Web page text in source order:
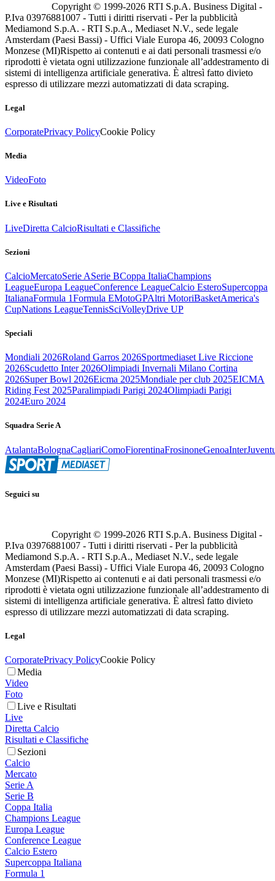
Copyright © 1999-2026 RTI S.p.A. Business Digital -
P.Iva 03976881007 - Tutti i diritti riservati - Per la pubblicità
Mediamond S.p.A. - RTI S.p.A., Mediaset N.V., sede legale
Amsterdam (Paesi Bassi) - Uffici Viale Europa 46, 20093 Cologno
Monzese (MI)Rispetto ai contenuti e ai dati personali trasmessi e/o
riprodotti è vietata ogni utilizzazione funzionale all’addestramento di
sistemi di intelligenza artificiale generativa. È altresì fatto divieto
espresso di utilizzare mezzi automatizzati di data scraping.
Legal
CorporatePrivacy PolicyCookie Policy
Media
VideoFoto
Live e Risultati
LiveDiretta CalcioRisultati e Classifiche
Sezioni
CalcioMercatoSerie ASerie BCoppa ItaliaChampions
LeagueEuropa LeagueConference LeagueCalcio EsteroSupercoppa
ItalianaFormula 1Formula EMotoGPAltri MotoriBasketAmerica's
CupNations LeagueTennisSciVolleyDrive UP
Speciali
Mondiali 2026Roland Garros 2026Sportmediaset Live Riccione
2026Scudetto Inter 2026Olimpiadi Invernali Milano Cortina
2026Super Bowl 2026Eicma 2025Mondiale per club 2025EICMA
Riding Fest 2025Paralimpiadi Parigi 2024Olimpiadi Parigi
2024Euro 2024
Squadra Serie A
AtalantaBolognaCagliariComoFiorentinaFrosinoneGenoaInter
Seguici su
Copyright © 1999-2026 RTI S.p.A. Business Digital -
P.Iva 03976881007 - Tutti i diritti riservati - Per la pubblicità
Mediamond S.p.A. - RTI S.p.A., Mediaset N.V., sede legale
Amsterdam (Paesi Bassi) - Uffici Viale Europa 46, 20093 Cologno
Monzese (MI)Rispetto ai contenuti e ai dati personali trasmessi e/o
riprodotti è vietata ogni utilizzazione funzionale all’addestramento di
sistemi di intelligenza artificiale generativa. È altresì fatto divieto
espresso di utilizzare mezzi automatizzati di data scraping.
Legal
CorporatePrivacy PolicyCookie Policy
Media
Video
Foto
Live e Risultati
Live
Diretta Calcio
Risultati e Classifiche
Sezioni
Calcio
Mercato
Serie A
Serie B
Coppa Italia
Champions League
Europa League
Conference League
Calcio Estero
Supercoppa Italiana
Formula 1